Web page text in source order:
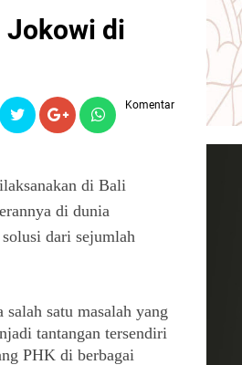
Jokowi di
Komentar
di Bali
di dunia
dari sejumlah
satu masalah yang
tantangan tersendiri
PHK di berbagai